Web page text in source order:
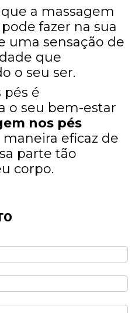
a massagem
fazer na sua
uma sensação de
que
o seu ser.
pés é
o seu bem-estar
nos pés
eficaz de
parte tão
corpo.